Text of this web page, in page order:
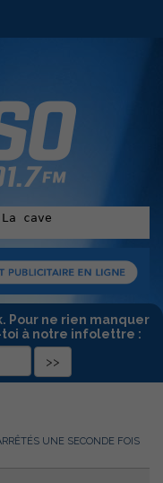
Pour ne rien manquer
toi à notre infolettre :
UNE SECONDE FOIS